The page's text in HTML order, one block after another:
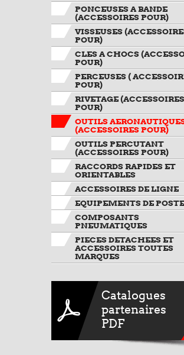
PONCEUSES A BANDE
(ACCESSOIRES POUR)
VISSEUSES
POUR)
CLES A CHOCS
POUR)
PERCEUSES (
POUR)
RIVETAGE (ACCESSOIRES
POUR)
OUTILS
(ACCESSOIRES POUR)
OUTILS PERCUTANT
(ACCESSOIRES POUR)
RACCORDS RAPIDES ET
ORIENTABLES
ACCESSOIRES DE LIGNE
EQUIPEMENTS DE POSTE
COMPOSANTS
PNEUMATIQUES
PIECES DETACHEES ET
ACCESSOIRES TOUTES
MARQUES
Catalogues
partenaires
PDF